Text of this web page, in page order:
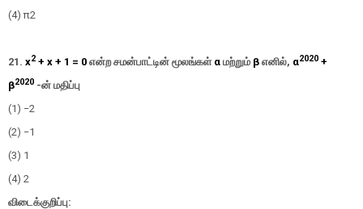
(4)π2
21. x2 + x + 1 = 0 என்ற சமன்பாட்டின் மூலங்கள் α மற்றும் β எனில், α2020 +
β2020 -ன் மதிப்பு
(1) −2
(2) −1
(3) 1
(4) 2
விடைக்குறிப்பு: